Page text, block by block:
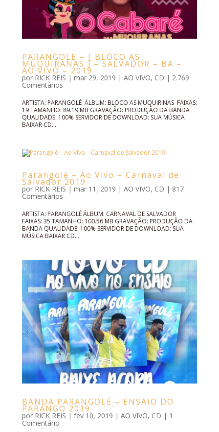
PARANGOLE – [ BLOCO AS
MUQUIRANAS ] – SALVADOR – BA –
AO VIVO – 2019
por RICK REIS | mar 29, 2019 | AO VIVO, CD | 2.769
Comentários
ARTISTA: PARANGOLÉ ÁLBUM: BLOCO AS MUQUIRINAS FAIXAS:
19 TAMANHO: 89.19 MB GRAVAÇÃO: PRODUÇÃO DA BANDA
QUALIDADE: 100% SERVIDOR DE DOWNLOAD: SUA MÚSICA
BAIXAR CD...
Parangolé – Ao Vivo – Carnaval de
Salvador 2019
por RICK REIS | mar 11, 2019 | AO VIVO, CD | 817
Comentários
ARTISTA: PARANGOLÉ ÁLBUM: CARNAVAL DE SALVADOR
FAIXAS: 35 TAMANHO: 100.56 MB GRAVAÇÃO: PRODUÇÃO DA
BANDA QUALIDADE: 100% SERVIDOR DE DOWNLOAD: SUA
MÚSICA BAIXAR CD...
BANDA PARANGOLÉ – ENSAIO DO
PARANGO 2019
por RICK REIS | fev 10, 2019 | AO VIVO, CD | 1
Comentário